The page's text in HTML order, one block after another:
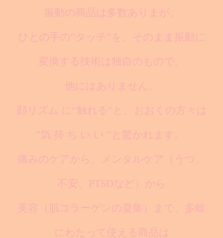
振動の商品は多数ありまが、
ひとの手の”タッチ”を、そのまま振動に
変換する技術は独自のもので、
他にはありません。
顔リズム に“触れる”と、おおくの方々は
”気 持 ち い い ”と驚かれます。
痛みのケアから、メンタルケア（うつ、
不安、PTSDなど）から
美容（肌コラーゲンの凝集）まで、多岐
にわたって使える商品は